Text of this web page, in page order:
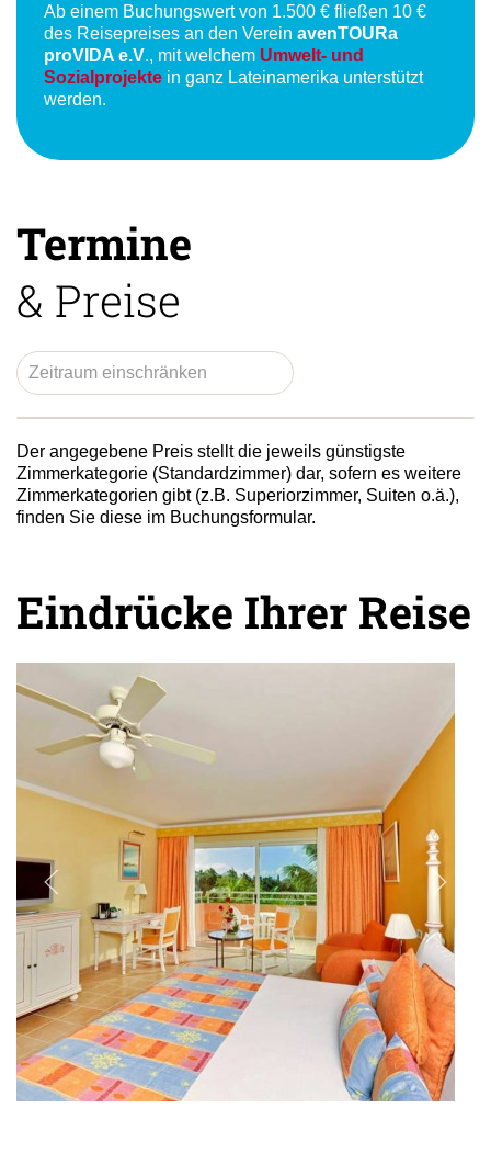
Ab einem Buchungswert von 1.500 € fließen 10 €
des Reisepreises an den Verein avenTOURa
proVIDA e.V., mit welchem Umwelt- und
Sozialprojekte in ganz Lateinamerika unterstützt
werden.
Termine
& Preise
Der angegebene Preis stellt die jeweils günstigste
Zimmerkategorie (Standardzimmer) dar, sofern es weitere
Zimmerkategorien gibt (z.B. Superiorzimmer, Suiten o.ä.),
finden Sie diese im Buchungsformular.
Eindrücke Ihrer Reise